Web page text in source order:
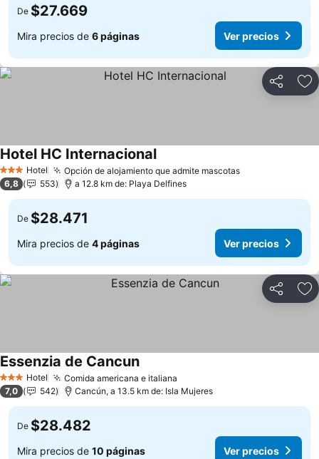
De $27.669
Mira precios de 6 páginas Ver precios
Compartir
3 Estrellas
Hotel Opción de alojamiento que admite mascotas
Hotel HC Internacional
6,8 553 a 12.8 km de: Playa Delfines
De $28.471
Mira precios de 4 páginas Ver precios
Compartir
3 Estrellas
Hotel Comida americana e italiana
Essenzia de Cancun
7,0 542 Cancún, a 13.5 km de: Isla Mujeres
De $28.482
Mira precios de 10 páginas Ver precios